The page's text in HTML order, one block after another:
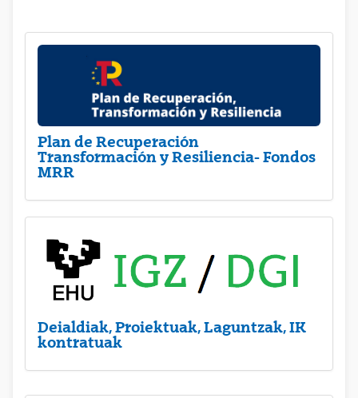
Plan de Recuperación
Transformación y Resiliencia- Fondos
MRR
Deialdiak, Proiektuak, Laguntzak, IK
kontratuak